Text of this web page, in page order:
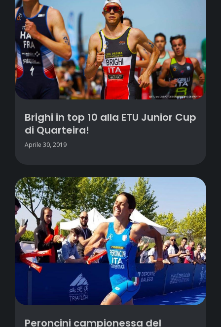
Brighi in top 10 alla ETU Junior Cup
di Quarteira!
Aprile 30, 2019
Peroncini campionessa del